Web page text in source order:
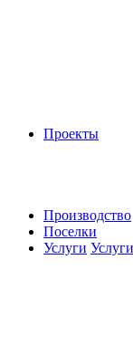
Проекты
Производство
Поселки
Услуги Услуги